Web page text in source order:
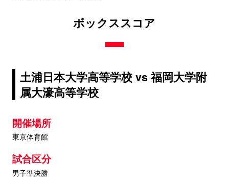
ボックススコア
土浦日本大学高等学校 vs 福岡大学附
属大濠高等学校
開催場所
東京体育館
試合区分
男子準決勝